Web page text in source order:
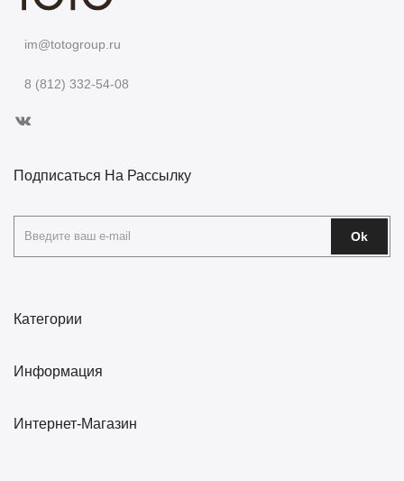
im@totogroup.ru
8 (812) 332-54-08
Категории
Информация
Интернет-Магазин
Подписаться На Рассылку
Ok